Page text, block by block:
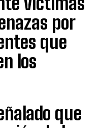
por
que
los
que